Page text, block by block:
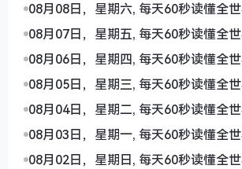
08月08日，星期六, 每天60秒读懂全世
08月07日，星期五, 每天60秒读懂全世
08月06日，星期四, 每天60秒读懂全世
08月05日，星期三, 每天60秒读懂全世
08月04日，星期二, 每天60秒读懂全世
08月03日，星期一, 每天60秒读懂全世
08月02日，星期日, 每天60秒读懂全世